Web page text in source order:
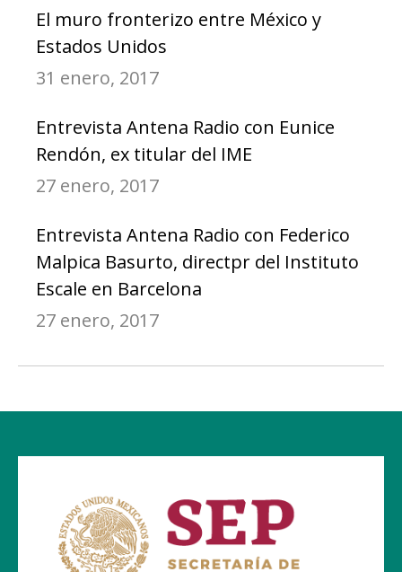
El muro fronterizo entre México y
Estados Unidos
31 enero, 2017
Entrevista Antena Radio con Eunice
Rendón, ex titular del IME
27 enero, 2017
Entrevista Antena Radio con Federico
Malpica Basurto, directpr del Instituto
Escale en Barcelona
27 enero, 2017